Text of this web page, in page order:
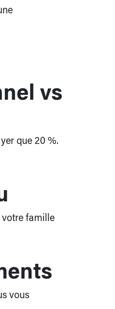
vs
que 20 %.
votre famille
vous